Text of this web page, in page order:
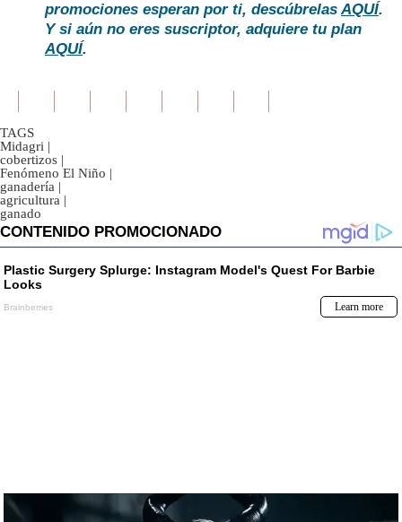
promociones esperan por ti, descúbrelasAQUÍ.
Y si aún no eres suscriptor, adquiere tu plan
AQUÍ.
TAGS
Midagri |
cobertizos |
Fenómeno El Niño |
ganadería |
agricultura |
ganado